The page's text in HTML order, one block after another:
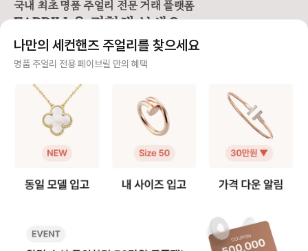
씬 쉬워져요. • 어떤 모델을 살 것인
지 (스몰 or 클래식) • 레이어드까지
❶ 스몰(sm) 모델 얇고 손목을 가볍
게 감싸서 여리여리한 느낌을 주는
디자인으로 너무 헐거우면 특유의 라
는 정도가 좋습니다. ✔️ 내 손목 둘레
에서 한 사이즈 크게 선택을 추천해
요. 👉 예: 손목 둘레 14cm → 15
몰보다 두께감이 확실히 느껴지는 타
존재감 있는 팔찌를 찾는 분들이 선
꺼워 한 사이즈만 업하면 손목이 답
답해 보이거나, 시각적으로 꽉 끼어
6호 추천 [레이어드 착용 여부에 따
스테디셀러로 꾸준히 사랑받고 있어
요. [사이즈 선택 가이드] ❶ 한 사이
정사이즈로 착용하면 헤드 부분이 손
타이트하게 맞추면 못 머리 부분이
수에서 한 사이즈 업을 가장 많이 선
택합니다. 예: 평소 51호 착용 → 저
스트 앵 끌루 52호 추천 ❷ 손가락
컨디션 고려 🧐 손가락 굵기는 계절,
체온, 붓기에 따라 달라질 수 있어
지고, 오후에는 여유가 생기는 편이
면 전체적인 착용감이 더 편안해요.
❸ 사이즈 조정 범위는 ±1호 💍 저
즈 내외에서 조정하는 경우가 많아
요. 추후 리사이징을 고려한다면 구
매 전 조정 가능 범위를 확인하는 것
맞물려 돌아가는 디
적으로 평소 사이즈와
즈를 가장 먼저 추천해요. 다만
락에 살이 있는 편이
하게 튀어나와 보일
예: 평소 49호 착용 👉 트리니
는 편이다 → 트리니
천 ❷ 손가락 컨디션 고려 손가락 굵
에 따라 사이즈를 결
여름보다는 겨울에
있어요 - 오전보다는
국내 최초 명품 주얼리 전문 거래 플랫폼
FABRILL을 경험해 보세요.
사기 걱정 없는 안전 결제
니면 반환해 드려요.
주얼리 전문 이중 검수
주얼리 검수에 특화된 페이브릴 검수팀과 전문 감정사가 컨디션 및 정품 여부를 철저하고 꼼꼼하
게 확인해요.
주얼리 전문 지식을 토대로 사이즈, 가격대 등 주얼리를 거래하며 궁금할 수 있는 내용에 대한 밀
빠르고 확실한 물품 이동 과정
최적화된 검수 시스템으로 빠르고 효율적으로 물품이 이동될 뿐만 아니라, 이동 과정마다 알림톡
나만의 세컨핸즈 주얼리를 찾으세요
명품 주얼리 전용 페이브릴 만의 혜택